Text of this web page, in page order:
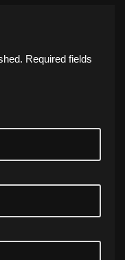
Required fields